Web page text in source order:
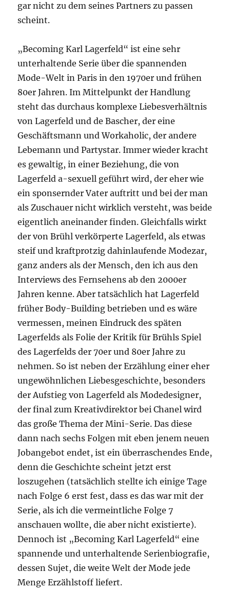
gar nicht zu dem seines Partners zu passen
scheint.
„Becoming Karl Lagerfeld“ ist eine sehr
unterhaltende Serie über die spannenden
Mode-Welt in Paris in den 1970er und frühen
80er Jahren. Im Mittelpunkt der Handlung
steht das durchaus komplexe Liebesverhältnis
von Lagerfeld und de Bascher, der eine
Geschäftsmann und Workaholic, der andere
Lebemann und Partystar. Immer wieder kracht
es gewaltig, in einer Beziehung, die von
Lagerfeld a-sexuell geführt wird, der eher wie
ein sponsernder Vater auftritt und bei der man
als Zuschauer nicht wirklich versteht, was beide
eigentlich aneinander finden. Gleichfalls wirkt
der von Brühl verkörperte Lagerfeld, als etwas
steif und kraftprotzig dahinlaufende Modezar,
ganz anders als der Mensch, den ich aus den
Interviews des Fernsehens ab den 2000er
Jahren kenne. Aber tatsächlich hat Lagerfeld
früher Body-Building betrieben und es wäre
vermessen, meinen Eindruck des späten
Lagerfelds als Folie der Kritik für Brühls Spiel
des Lagerfelds der 70er und 80er Jahre zu
nehmen. So ist neben der Erzählung einer eher
ungewöhnlichen Liebesgeschichte, besonders
der Aufstieg von Lagerfeld als Modedesigner,
der final zum Kreativdirektor bei Chanel wird
das große Thema der Mini-Serie. Das diese
dann nach sechs Folgen mit eben jenem neuen
Jobangebot endet, ist ein überraschendes Ende,
denn die Geschichte scheint jetzt erst
loszugehen (tatsächlich stellte ich einige Tage
nach Folge 6 erst fest, dass es das war mit der
Serie, als ich die vermeintliche Folge 7
anschauen wollte, die aber nicht existierte).
Dennoch ist „Becoming Karl Lagerfeld“ eine
spannende und unterhaltende Serienbiografie,
dessen Sujet, die weite Welt der Mode jede
Menge Erzählstoff liefert.